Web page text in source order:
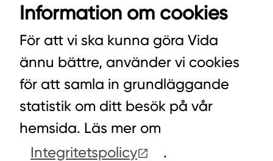
VIDA AB
342 21 ALVESTA
VÄXEL HUVUDKONTORET: 0472-439 00
VÄXEL PELLETS/STALLSTRÖ: 0393-216 50
HITTA INKÖPARE
Information om cookies
För att vi ska kunna göra Vida
ännu bättre, använder vi cookies
för att samla in grundläggande
statistik om ditt besök på vår
hemsida. Läs mer om
Integritetspolicy
.